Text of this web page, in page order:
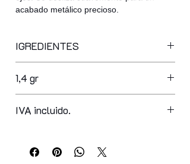
acabado metálico precioso.
IGREDIENTES
synthetic wax, hydrogenated
microcrystalline wax, caprylic/capric
triglyceride, myristyl myristate,
octyldodecanol, glyceryl ricinoleate,
vp/hexadecene copolymer, synthetic
1,4 gr
IVA incluido.